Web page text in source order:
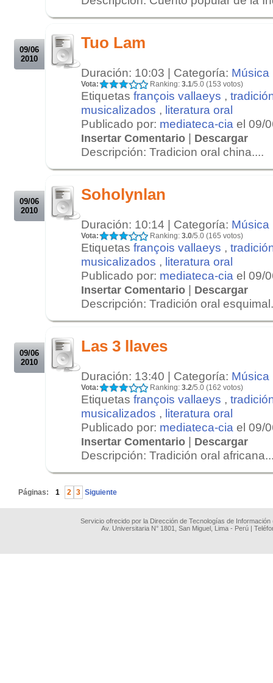
09/06
2010
Tuo Lam
Duración: 10:03 | Categoría: Música
Vota: Ranking: 3.1/5.0 (153 votos)
Etiquetas françois vallaeys ,
musicalizados , literatura oral
Publicado por: mediateca-cia el 09/
Insertar Comentario | Descargar
Descripción: Tradicion oral china....
09/06
2010
Soholynlan
Duración: 10:14 | Categoría: Música
Vota: Ranking: 3.0/5.0 (165 votos)
Etiquetas françois vallaeys ,
musicalizados , literatura oral
Publicado por: mediateca-cia el 09/
Insertar Comentario | Descargar
Descripción: Tradición oral
09/06
2010
Las 3 llaves
Duración: 13:40 | Categoría: Música
Vota: Ranking: 3.2/5.0 (162 votos)
Etiquetas françois vallaeys ,
musicalizados , literatura oral
Publicado por: mediateca-cia el 09/
Insertar Comentario | Descargar
Descripción: Tradición oral
Páginas: 1 2 3 Siguiente
Servicio ofrecido por la Dirección de Tecnologías de
Av. Universitaria N° 1801, San Miguel, Lima - Perú |